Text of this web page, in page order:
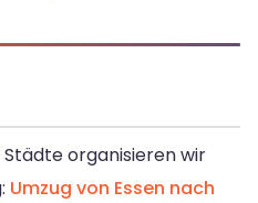
organisieren wir
Umzug von Essen nach